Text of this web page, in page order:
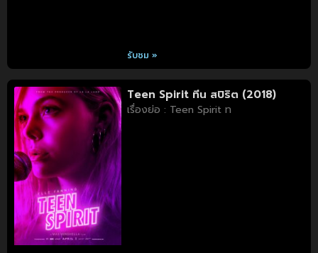
รับชม »
Teen Spirit ทีน สปิริต (2018)
เรื่องย่อ : Teen Spirit ท